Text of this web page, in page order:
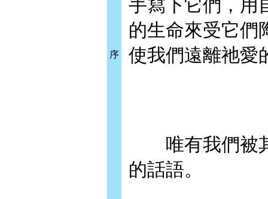
序
手寫下它們，用
的生命來受它們
使我們遠離祂愛
唯有我們被其
的話語。